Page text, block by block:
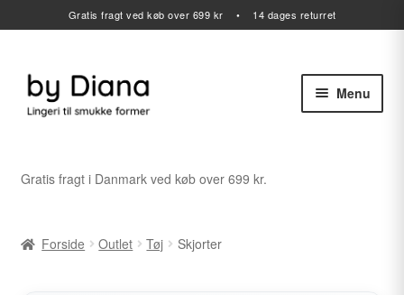
Gratis fragt ved køb over 699 kr • 14 dages returret
Spring
Spring
Menu
Badetøj
Udfold
Gratis fragt i Danmark ved køb over 699 kr.
Forside Outlet Tøj Skjorter